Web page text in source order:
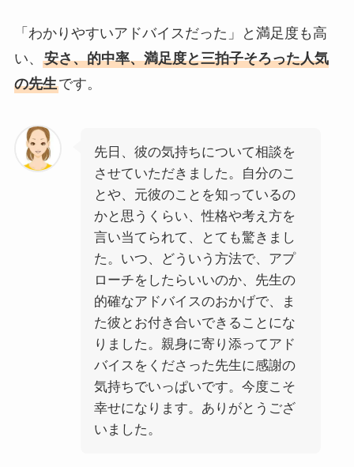
「わかりやすいアドバイスだった」と満足度も高
い、 安さ、的中率、満足度と三拍子そろった人気
の先生です。
先日、彼の気持ちについて相談を
させていただきました。自分のこ
とや、元彼のことを知っているの
かと思うくらい、性格や考え方を
言い当てられて、とても驚きまし
た。いつ、どういう方法で、アプ
ローチをしたらいいのか、先生の
的確なアドバイスのおかげで、ま
た彼とお付き合いできることにな
りました。親身に寄り添ってアド
バイスをくださった先生に感謝の
気持ちでいっぱいです。今度こそ
幸せになります。ありがとうござ
いました。